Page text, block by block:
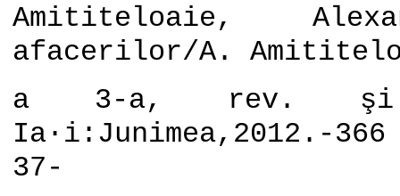
Amititeloaie,
afacerilor/A.
a 3-a, rev. şi
Ia·i:Junimea,2012.-
37-